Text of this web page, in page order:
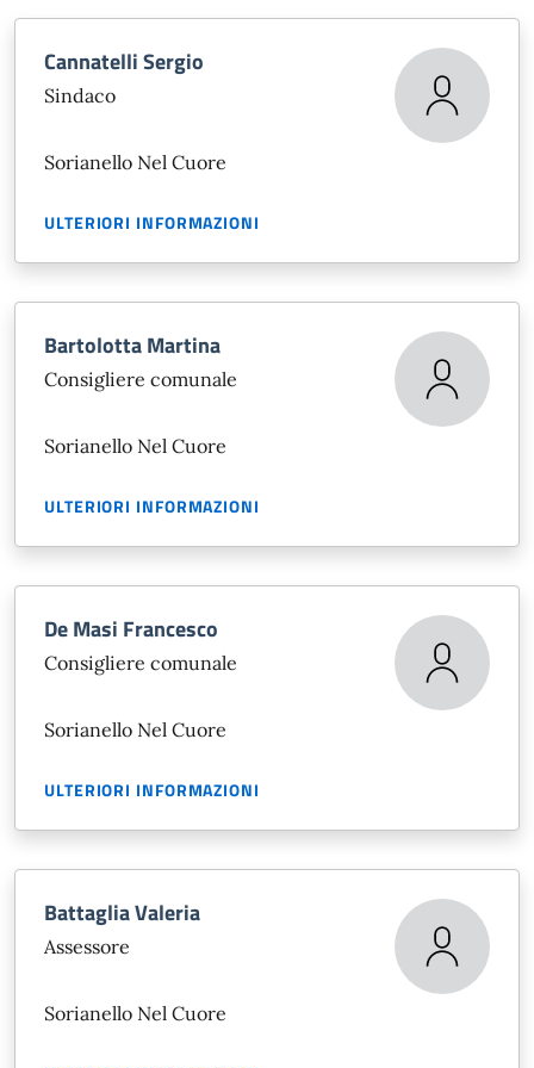
Cannatelli Sergio
Sindaco
Sorianello Nel Cuore
ULTERIORI INFORMAZIONI
Bartolotta Martina
Consigliere comunale
Sorianello Nel Cuore
ULTERIORI INFORMAZIONI
De Masi Francesco
Consigliere comunale
Sorianello Nel Cuore
ULTERIORI INFORMAZIONI
Battaglia Valeria
Assessore
Sorianello Nel Cuore